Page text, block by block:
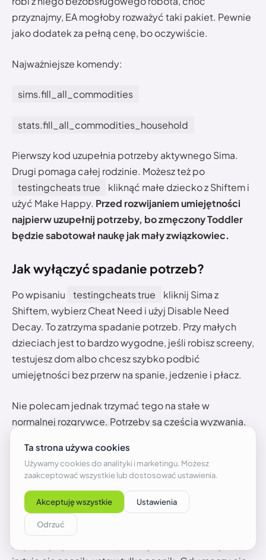
przyznajmy, EA mogłoby rozważyć taki pakiet. Pewnie
jako dodatek za pełną cenę, bo oczywiście.
Najważniejsze komendy:
sims.fill_all_commodities
stats.fill_all_commodities_household
Pierwszy kod uzupełnia potrzeby aktywnego Sima.
Drugi pomaga całej rodzinie. Możesz też po
testingcheats true
kliknąć małe dziecko z Shiftem i
użyć Make Happy. Przed rozwijaniem umiejętności
najpierw uzupełnij potrzeby, bo zmęczony Toddler
będzie sabotował naukę jak mały związkowiec.
Jak wyłączyć spadanie potrzeb?
Po wpisaniu testingcheats true
kliknij Sima z
Shiftem, wybierz Cheat Need i użyj Disable Need
Decay. To zatrzyma spadanie potrzeb. Przy małych
dzieciach jest to bardzo wygodne, jeśli robisz screeny,
testujesz dom albo chcesz szybko podbić
umiejętności bez przerw na spanie, jedzenie i płacz.
Nie polecam jednak trzymać tego na stałe w
normalnej rozgrywce. Potrzeby są częścią wyzwania.
obiekt z chodzeniem. Wygodny, ale trochę martwy
gameplayowo. A The Sims 4 i tak ma wystarczająco
Jak używać kodów bez psucia zabawy?
Najlepiej wybrać, co naprawdę chcesz pominąć. Jeśli